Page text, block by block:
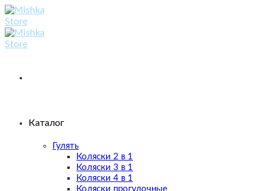
Skip
to
content
Каталог
Гулять
Коляски 2 в 1
Коляски 3 в 1
Коляски 4 в 1
Коляски прогулочные